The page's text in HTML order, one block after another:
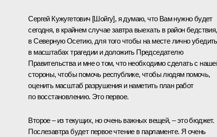
Сергей Кужугетович [Шойгу], я думаю, что Вам нужно будет
сегодня, в крайнем случае завтра выехать в район бедствия,
в Северную Осетию, для того чтобы на месте лично
в масштабах трагедии и доложить Председателю
Правительства и мне о том, что необходимо сделать с
стороны, чтобы помочь республике, чтобы людям помочь,
оценить масштаб разрушения и наметить план работ
по восстановлению. Это первое.
Второе – из текущих, но очень важных вещей, – это бюджет.
Послезавтра будет первое чтение в парламенте. Я очень